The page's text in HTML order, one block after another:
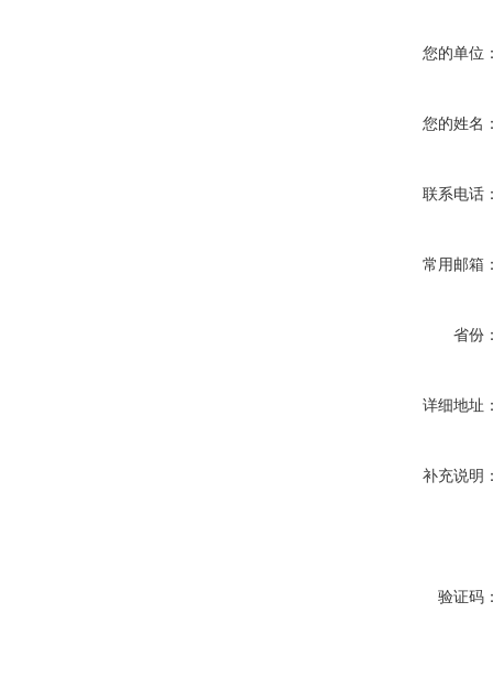
您的单位
您的姓名
联系电话
常用邮箱
省份
详细地址
补充说明
验证码